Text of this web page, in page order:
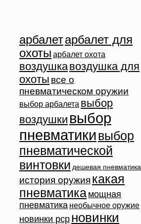
арбалетарбалет для
охоты арбалет охота
воздушкавоздушка для
охоты все о
пневматическом оружии
выбор арбалета выбор
воздушки выбор
пневматикивыбор
пневматической
винтовки дешевая пневматика
история оружия какая
пневматика мощная
пневматика необычное оружие
новинки pcp новинки